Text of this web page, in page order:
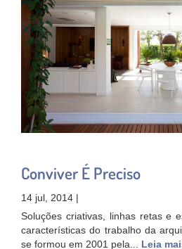
Conviver É Preciso
14 jul, 2014 |
Soluções criativas, linhas retas e
características do trabalho da
se formou em 2001 pela...
Leia